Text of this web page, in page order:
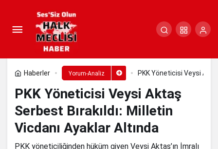
Haberler Yorum-Analiz PKK Yöneticisi Veysi
PKK Yöneticisi Veysi Aktaş
Serbest Bırakıldı: Milletin
Vicdanı Ayaklar Altında
PKK yöneticiliğinden hüküm giyen Veysi Aktaş’ın İmralı
PKK Yöneticisi Veysi Aktaş
Serbest Bırakıldı: Milletin Vicdanı Ayaklar
Yorum Yap